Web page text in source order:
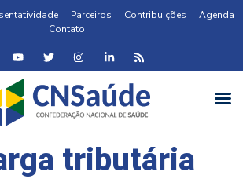
Parceiros Contribuições
Agenda
Contato
tributária